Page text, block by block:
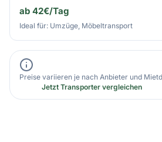
ab 42€/Tag
Ideal für: Umzüge, Möbeltransport
Preise variieren je nach Anbieter und
Jetzt Transporter vergleichen